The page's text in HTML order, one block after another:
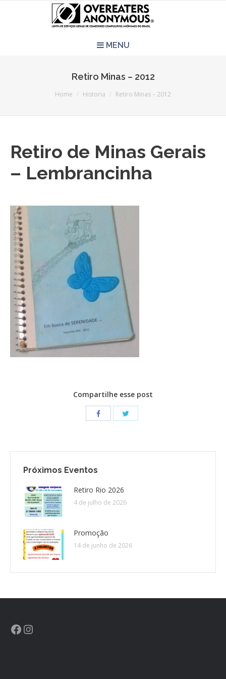
MENU
CCA É PRA VOCÊ?
LITERATURA
PERGUNTAS E RESPOSTAS
CONTATO
CONTRIBUIÇÕES
HISTÓRIA DE CCA/BR
Retiro Minas – 2012
Home Historia Retiro Minas – 2012
Retiro de Minas Gerais
– Lembrancinha
Compartilhe esse post
Próximos Eventos
Retiro Rio 2026
4 de julho de 2026
Promoção
14 de junho de 2026